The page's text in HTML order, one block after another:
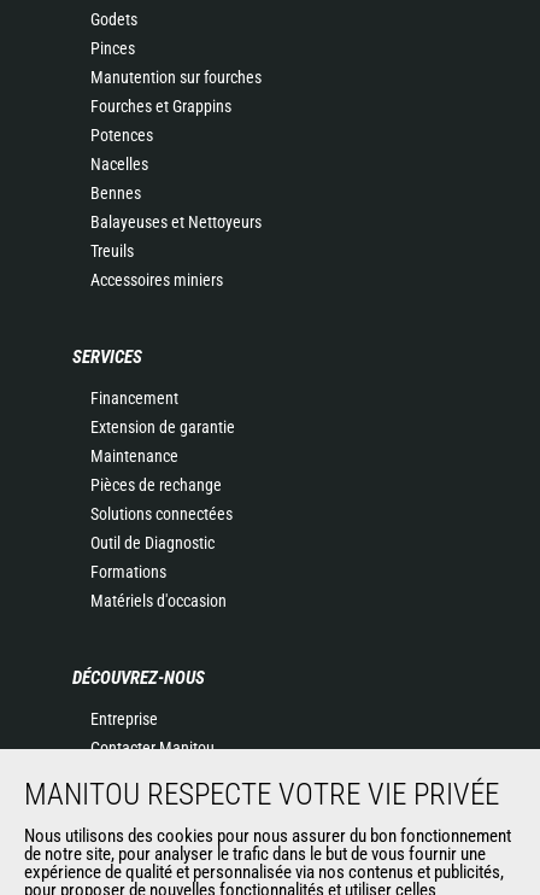
Godets
Pinces
Manutention sur fourches
Fourches et Grappins
Potences
Nacelles
Bennes
Balayeuses et Nettoyeurs
Treuils
Accessoires miniers
SERVICES
Financement
Extension de garantie
Maintenance
Pièces de rechange
Solutions connectées
Outil de Diagnostic
Formations
Matériels d'occasion
DÉCOUVREZ-NOUS
Entreprise
Contacter Manitou
Politique de protection des données
Evénements
Actualités
MANITOU RESPECTE VOTRE VIE PRIVÉE
Nous utilisons des cookies pour nous assurer du bon fonctionnement
de notre site, pour analyser le trafic dans le but de vous fournir une
expérience de qualité et personnalisée via nos contenus et publicités,
pour proposer de nouvelles fonctionnalités et utiliser celles